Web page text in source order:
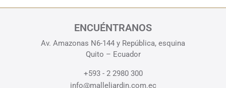
ENCUÉNTRANOS
Av. Amazonas N6-144 y República, esquina
Quito – Ecuador
+593 - 2 2980 300
info@malleljardin.com.ec